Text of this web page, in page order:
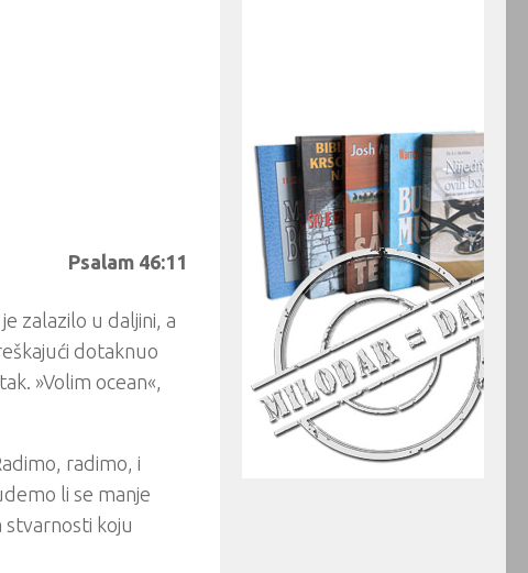
Psalam 46:11
zalazilo u daljini, a
dotaknuo
»Volim ocean«,
radimo, i
li se manje
stvarnosti koju